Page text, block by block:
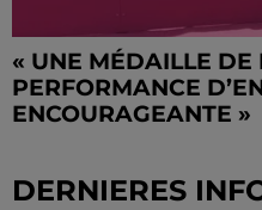
« UNE MÉDAILLE DE
PERFORMANCE
ENCOURAGEANTE »
DERNIERES